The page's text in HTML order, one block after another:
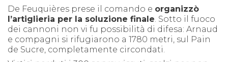
De Feuquières prese il comando e organizzò
l’artiglieria per la soluzione finale . Sotto il fuoco
dei cannoni non vi fu possibilità di difesa: Arnaud
e compagni si rifugiarono a 1780 metri, sul Pain
de Sucre, completamente circondati.